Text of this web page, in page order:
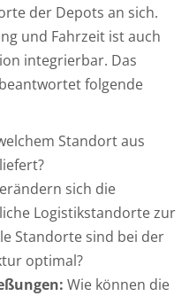
der Depots an sich.
und Fahrzeit ist auch
integrierbar. Das
folgende
Standort aus
sich die
Logistikstandorte zur
Standorte sind bei der
optimal?
Wie können die